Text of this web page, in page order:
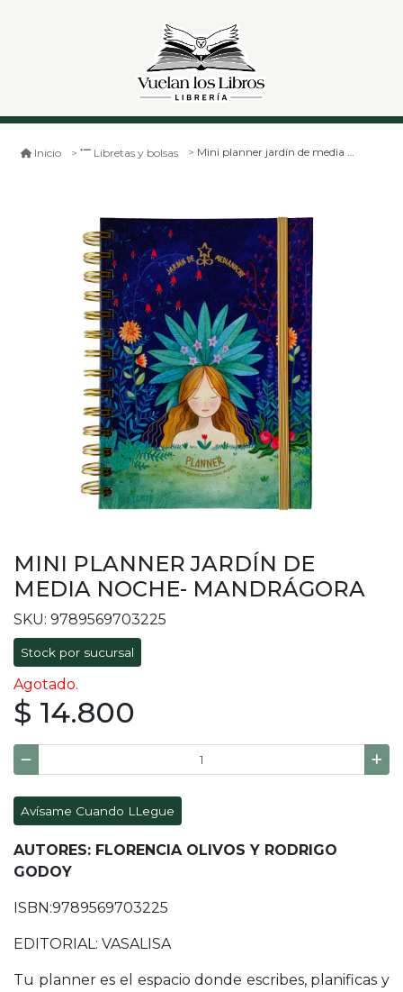
Inicio Libretas y bolsas Mini planner jardín de media noche- mandrágora
MINI PLANNER JARDÍN DE
MEDIA NOCHE- MANDRÁGORA
SKU: 9789569703225
Stock por sucursal
Agotado.
$ 14.800
Avísame Cuando LLegue
AUTORES: FLORENCIA OLIVOS Y RODRIGO
GODOY
ISBN:9789569703225
EDITORIAL: VASALISA
Tu planner es el espacio donde escribes, planificas y